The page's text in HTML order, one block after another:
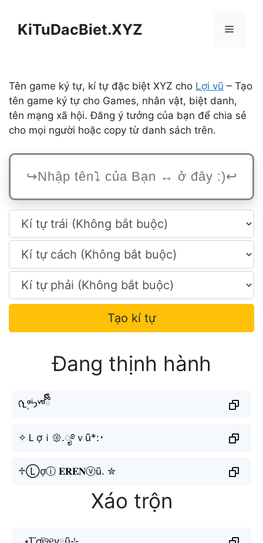
KiTuDacBiet.XYZ Menu
Tên game ký tự, kí tự đặc biệt XYZ cho Lợi vũ – Tạo
tên game ký tự cho Games, nhân vật, biệt danh,
tên mạng xã hội. Đăng ý tưởng của bạn để chia sẻ
cho mọi người hoặc copy từ danh sách trên.
Tạo kí tự
Đang thịnh hành
ᡣʟᵒ̛̣ⁱ𐭩ᵛᵘྀིྀི̃
✧Ｌợｉ𑁍.ೃ࿔ｖũ*:･
♱Ⓛợⓘ 𝐄𝐑𝐄𝐍ⓥũ. ✮
Xáo trộn